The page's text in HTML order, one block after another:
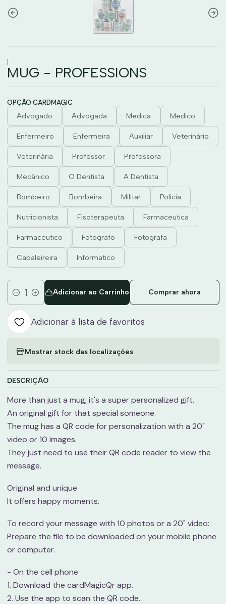
|
MUG - PROFESSIONS
OPÇÃO CARDMAGIC
Advogado Advogada Medica Medico
Enfermeiro Enfermeira Auxiliar Veterinário
Veterinária Professor Professora
Mecânico O Dentista A Dentista
Bombeiro Bombeira Militar Policia
Nutricionista Fisoterapeuta Farmaceutica
Farmaceutico Fotografo Fotografa
Cabaleireira Informatico
Quantidade
Adicionar ao Carrinho Comprar ahora
Adicionar à lista de favoritos
Mostrar stock das localizações
DESCRIÇÃO
More than just a mug, it's a super personalized gift.
An original gift for that special someone.
The mug has a QR code for personalization with a 20"
video or 10 images.
They just need to use their QR code reader to view the
message.
Original and unique
It offers happy moments.
To record your message with 10 photos or a 20" video:
Prepare the file to be downloaded on your mobile phone
or computer.
- On the cell phone
1. Download the cardMagicQr app.
2. Use the app to scan the QR code.